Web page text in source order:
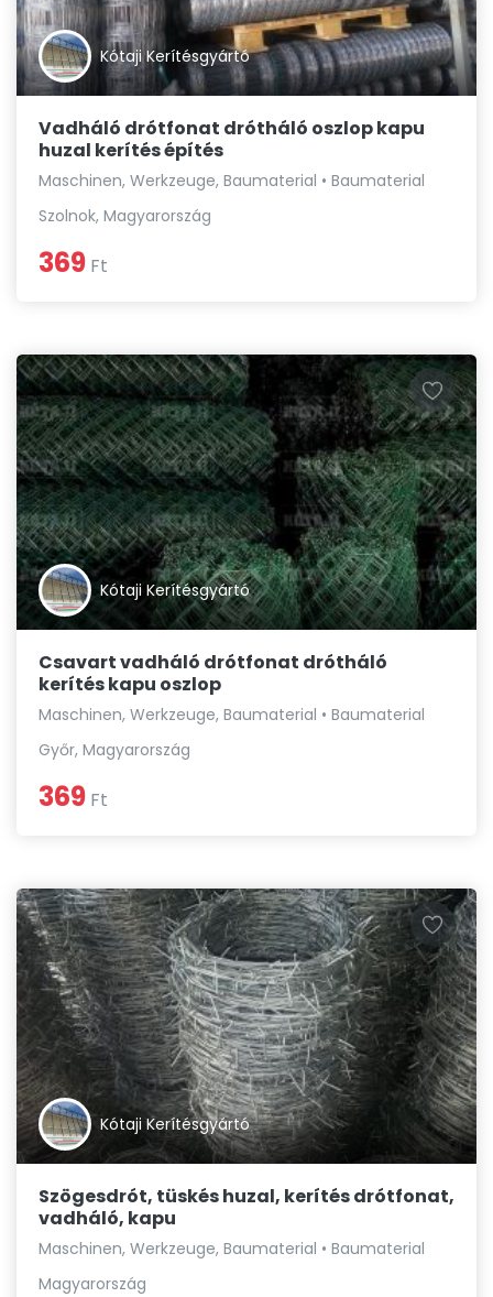
Kótaji Kerítésgyártó
Vadháló drótfonat drótháló oszlop kapu
huzal kerítés építés
Maschinen, Werkzeuge, Baumaterial • Baumaterial
Szolnok, Magyarország
369 Ft
Kótaji Kerítésgyártó
Csavart vadháló drótfonat drótháló
kerítés kapu oszlop
Maschinen, Werkzeuge, Baumaterial • Baumaterial
Győr, Magyarország
369 Ft
Kótaji Kerítésgyártó
Szögesdrót, tüskés huzal, kerítés drótfonat,
vadháló, kapu
Maschinen, Werkzeuge, Baumaterial • Baumaterial
Magyarország